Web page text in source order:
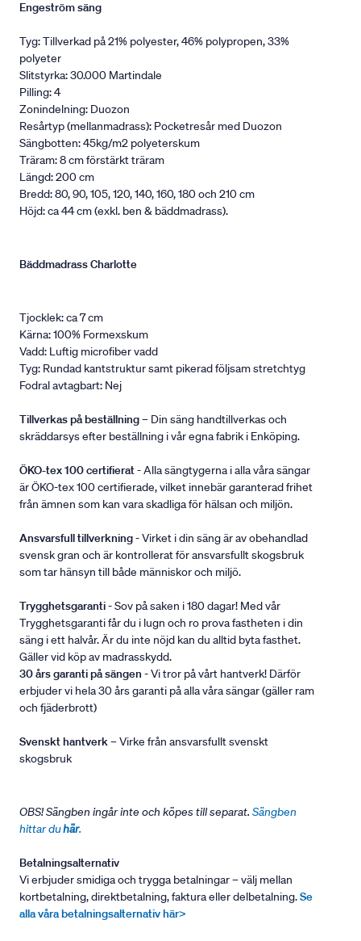
Engeström säng
Tyg: Tillverkad på 21% polyester, 46% polypropen, 33%
polyeter
Slitstyrka: 30.000 Martindale
Pilling: 4
Zonindelning: Duozon
Resårtyp (mellanmadrass): Pocketresår med Duozon
Sängbotten: 45kg/m2 polyeterskum
Träram: 8 cm förstärkt träram
Längd: 200 cm
Bredd: 80, 90, 105, 120, 140, 160, 180 och 210 cm
Höjd: ca 44 cm (exkl. ben & bäddmadrass).
Bäddmadrass Charlotte
Tjocklek: ca 7 cm
Kärna: 100% Formexskum
Vadd: Luftig microfiber vadd
Tyg: Rundad kantstruktur samt pikerad följsam stretchtyg
Fodral avtagbart: Nej
Tillverkas på beställning– Din säng handtillverkas och
skräddarsys efter beställning i vår egna fabrik i Enköping.
ÖKO-tex 100 certifierat- Alla sängtygerna i alla våra sängar
är ÖKO-tex 100 certifierade, vilket innebär garanterad frihet
från ämnen som kan vara skadliga för hälsan och miljön.
Ansvarsfull tillverkning- Virket i din säng är av obehandlad
svensk gran och är kontrollerat för ansvarsfullt skogsbruk
som tar hänsyn till både människor och miljö.
Trygghetsgaranti- Sov på saken i 180 dagar! Med vår
Trygghetsgaranti får du i lugn och ro prova fastheten i din
säng i ett halvår. Är du inte nöjd kan du alltid byta fasthet.
Gäller vid köp av madrasskydd.
30 års garanti på sängen - Vi tror på vårt hantverk! Därför
erbjuder vi hela 30 års garanti på alla våra sängar (gäller ram
och fjäderbrott)
Svenskt hantverk– Virke från ansvarsfullt svenskt
skogsbruk
OBS! Sängben ingår inte och köpes till separat. Sängben
hittar duhär.
Betalningsalternativ
Vi erbjuder smidiga och trygga betalningar – välj mellan
kortbetalning, direktbetalning, faktura eller delbetalning.Se
alla våra betalningsalternativ här>